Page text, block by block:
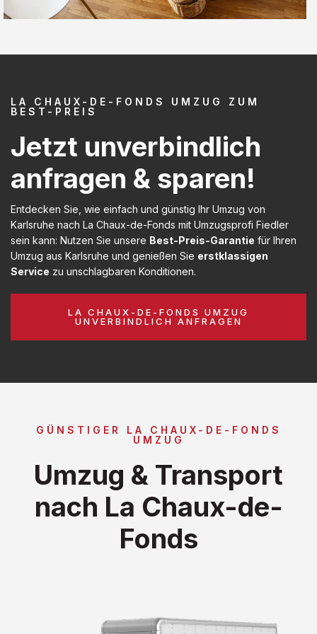
LA CHAUX-DE-FONDS UMZUG ZUM
BEST-PREIS
Jetzt unverbindlich
anfragen & sparen!
Entdecken Sie, wie einfach und günstig Ihr Umzug von
Karlsruhe nach La Chaux-de-Fonds mit Umzugsprofi Fiedler
sein kann: Nutzen Sie unsere Best-Preis-Garantie für Ihren
Umzug aus Karlsruhe und genießen Sie erstklassigen
Service zu unschlagbaren Konditionen.
LA CHAUX-DE-FONDS UMZUG
UNVERBINDLICH ANFRAGEN
GÜNSTIGER LA CHAUX-DE-FONDS
UMZUG
Umzug & Transport
nach La Chaux-de-
Fonds